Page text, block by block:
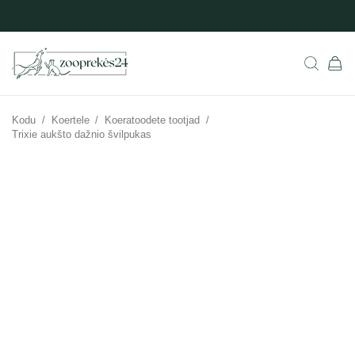
Kodu / Koertele / Koeratoodete tootjad /
Trixie aukšto dažnio švilpukas